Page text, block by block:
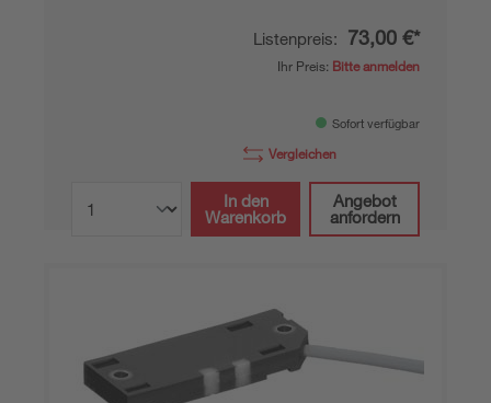
Listenpreis: 73,00 €*
Ihr Preis: Bitte anmelden
Sofort verfügbar
Vergleichen
In den
Warenkorb
Angebot
anfordern